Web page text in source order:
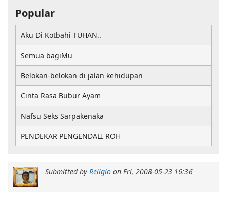
Submitted by Religio on Fri, 2008-05-23 16:36
Popular
Aku Di Kotbahi TUHAN..
Semua bagiMu
Belokan-belokan di jalan kehidupan
Cinta Rasa Bubur Ayam
Nafsu Seks Sarpakenaka
PENDEKAR PENGENDALI ROH